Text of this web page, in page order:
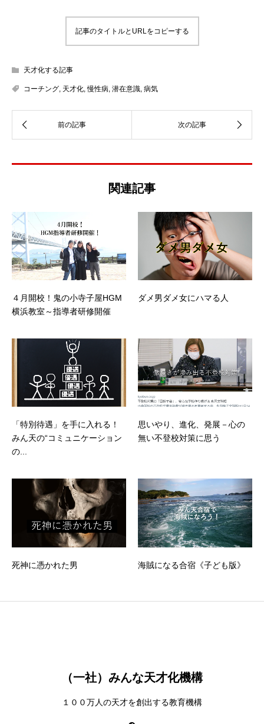
記事のタイトルとURLをコピーする
天才化する記事
コーチング 天才化 ,慢性病 潜在意識 病気
関連記事
４月開校！鬼の小寺子屋HGM
横浜教室～指導者研修開催
ダメ男ダメ女にハマる人
「特別待遇」を手に入れる！
みん天の“コミュニケーション
の...
思いやり、進化、発展－心の
無い不登校対策に思う
死神に憑かれた男 海賊になる合宿《子ども版》
（一社）みんな天才化機構
１００万人の天才を創出する教育機構